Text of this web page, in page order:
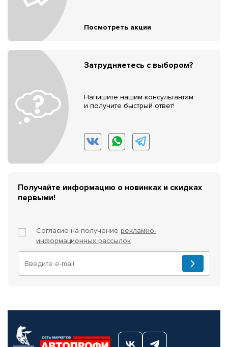
Посмотреть акции
Затрудняетесь с выбором?
Напишите нашим консультантам
и получите быстрый ответ!
Получайте информацию о новинках и скидках
первыми!
Согласие на получение рекламно-
информационных рассылок